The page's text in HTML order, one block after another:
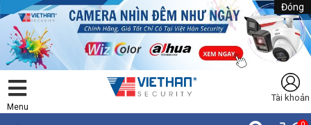
Đóng
Menu
Tài khoản